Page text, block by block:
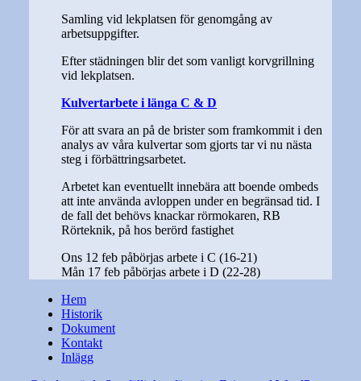
Samling vid lekplatsen för genomgång av
arbetsuppgifter.
Efter städningen blir det som vanligt korvgrillning
vid lekplatsen.
Kulvertarbete i länga C & D
För att svara an på de brister som framkommit i den
analys av våra kulvertar som gjorts tar vi nu nästa
steg i förbättringsarbetet.
Arbetet kan eventuellt innebära att boende ombeds
att inte använda avloppen under en begränsad tid. I
de fall det behövs knackar rörmokaren, RB
Rörteknik, på hos berörd fastighet
Ons 12 feb påbörjas arbete i C (16-21)
Mån 17 feb påbörjas arbete i D (22-28)
Hem
Historik
Dokument
Kontakt
Inlägg